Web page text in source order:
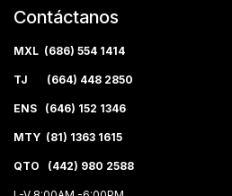
Contáctanos
MXL (686) 554 1414
TJ (664) 448 2850
ENS (646) 152 1346
MTY (81) 1363 1615
QTO (442) 980 2588